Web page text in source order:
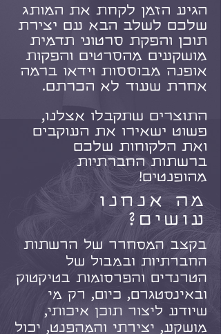
הגיע הזמן לקחת את המותג
שלכם לשלב הבא עם יצירת
תוכן והפקת סרטוני תדמית
מושקעים מהסרטים והפקות
אופנה מבוססות וידאו ברמה
אחרת שעוד לא הכרתם.
התוצרים שתקבלו אצלנו,
פשוט ישאירו את העוקבים
ואת הלקוחות שלכם
ברשתות החברתיות
מהופנטים!
מה אנחנו
עושים?
בקצב המסחרר של הרשתות
החברתיות ובמבול של
הטרנדים והפרסומות בטיקטוק
ובאינסטגרם, כיום, רק מי
שיודע ליצור תוכן איכותי,
מושקע, יצירתי והמהפנט, יכול